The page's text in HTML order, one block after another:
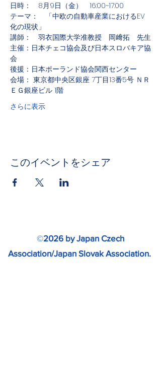
日時：　8月9日（金）　16:00~17:00
テーマ：　「中欧の自動車産業におけるEV
化の現状」
講師：　羽衣国際大学准教授　岡﨑拓　先生
主催：日本チェコ協会及び日本スロバキア協
会
後援：日本ポーランド協会関西センター
会場： 東京都中央区銀座 7丁目13番5号 ＮＲ
ＥＧ銀座ビル 1階
さらに表示
このイベントをシェア
©2026 by Japan Czech
Association/Japan Slovak Association.